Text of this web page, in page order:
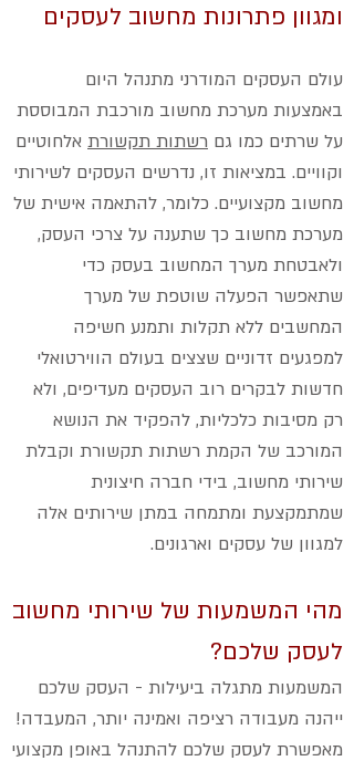
ומגוון פתרונות מחשוב לעסקים
עולם העסקים המודרני מתנהל היום
באמצעות מערכת מחשוב מורכבת המבוססת
על שרתים כמו גם רשתות תקשורת אלחוטיים
וקוויים. במציאות זו, נדרשים העסקים לשירותי
מחשוב מקצועיים. כלומר, להתאמה אישית של
מערכת מחשוב כך שתענה על צרכי העסק,
ולאבטחת מערך המחשוב בעסק כדי
שתאפשר הפעלה שוטפת של מערך
המחשבים ללא תקלות ותמנע חשיפה
למפגעים זדוניים שצצים בעולם הווירטואלי
חדשות לבקרים רוב העסקים מעדיפים, ולא
רק מסיבות כלכליות, להפקיד את הנושא
המורכב של הקמת רשתות תקשורת וקבלת
שירותי מחשוב, בידי חברה חיצונית
שמתמקצעת ומתמחה במתן שירותים אלה
למגוון של עסקים וארגונים.
מהי המשמעות של שירותי מחשוב
לעסק שלכם?
המשמעות מתגלה ביעילות - העסק שלכם
ייהנה מעבודה רציפה ואמינה יותר, המעבדה!
מאפשרת לעסק שלכם להתנהל באופן מקצועי